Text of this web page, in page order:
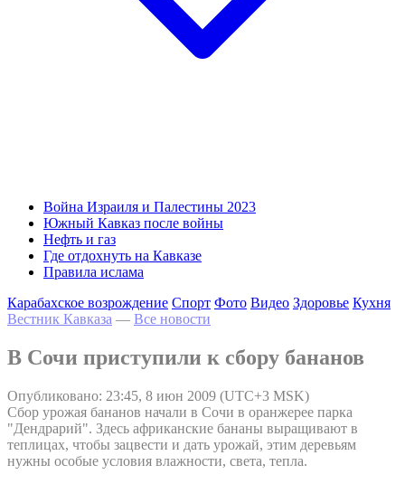
Война Израиля и Палестины 2023
Южный Кавказ после войны
Нефть и газ
Где отдохнуть на Кавказе
Правила ислама
Карабахское возрождение Спорт Фото Видео Здоровье Кухня
Вестник Кавказа — Все новости
В Сочи приступили к сбору бананов
Опубликовано: 23:45, 8 июн 2009 (UTC+3 MSK)
Сбор урожая бананов начали в Сочи в оранжерее парка
"Дендрарий". Здесь африканские бананы выращивают в
теплицах, чтобы зацвести и дать урожай, этим деревьям
нужны особые условия влажности, света, тепла.